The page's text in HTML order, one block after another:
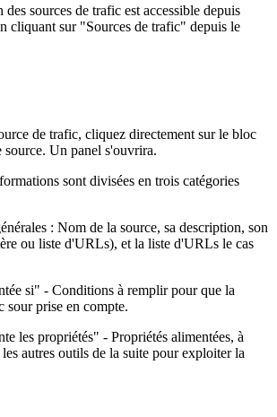
sources de trafic est accessible depuis
cliquant sur "Sources de trafic" depuis le
de trafic, cliquez directement sur le bloc
source. Un panel s'ouvrira.
sont divisées en trois catégories
: Nom de la source, sa description, son
ou liste d'URLs), et la liste d'URLs le cas
si" - Conditions à remplir pour que la
sour prise en compte.
les propriétés" - Propriétés alimentées, à
autres outils de la suite pour exploiter la